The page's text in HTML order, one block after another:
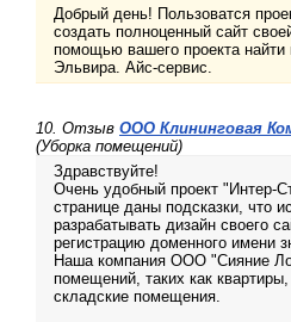
Добрый день! Пользоватся
создать полноценный сайт
помощью вашего проекта
Эльвира. Айс-сервис.
10. Отзыв ООО Клининговая
(Уборка помещений)
Здравствуйте!
Очень удобный проект "Интер-
странице даны подсказки, что
разрабатывать дизайн своего
регистрацию доменного имени
Наша компания ООО "Сияние
помещений, таких как
складские помещения.